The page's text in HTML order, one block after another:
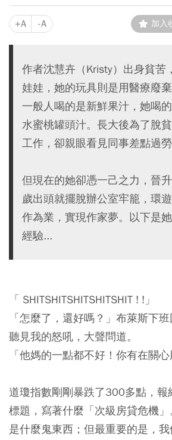
+A -A 加入
作者沈慧卉（Kristy）出身貧苦
娃娃，她的玩具則是用醫療廢棄
一般人喝的是新鮮果汁，她喝
水蜜桃罐頭汁。長大後為了脫
工作，卻親眼看見同事差點過勞
但現在的她卻憑一己之力，晉
歲出頭就擺脫辦公室牢籠，環
作為業，實現作家夢。以下是
經驗...
「 SHITSHITSHITSHITSHIT ! !」
「怎麼了，還好嗎？」布萊斯下
聽見我的怒吼，大聲問道。
「他媽的一點都不好！你有在關心
道瓊指數剛剛暴跌了300多點，報
標題，寫著什麼「次級房貸危機
是什麼鬼東西；但最重要的是，